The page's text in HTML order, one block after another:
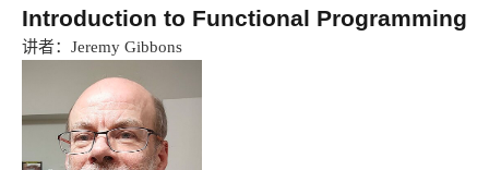
Introduction to Functional Programming
讲者： Jeremy Gibbons